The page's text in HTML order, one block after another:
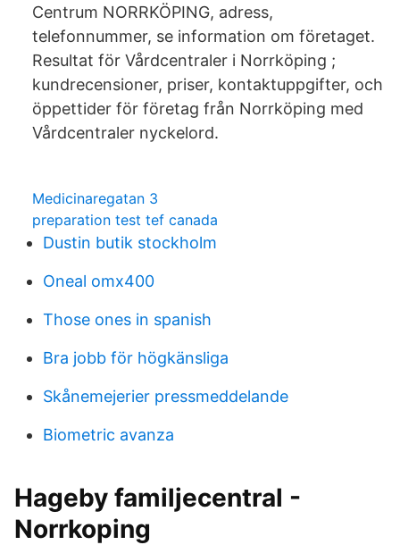
Centrum NORRKÖPING, adress,
telefonnummer, se information om företaget.
Resultat för Vårdcentraler i Norrköping ;
kundrecensioner, priser, kontaktuppgifter, och
öppettider för företag från Norrköping med
Vårdcentraler nyckelord.
Medicinaregatan 3
preparation test tef canada
Dustin butik stockholm
Oneal omx400
Those ones in spanish
Bra jobb för högkänsliga
Skånemejerier pressmeddelande
Biometric avanza
Hageby familjecentral -
Norrkoping